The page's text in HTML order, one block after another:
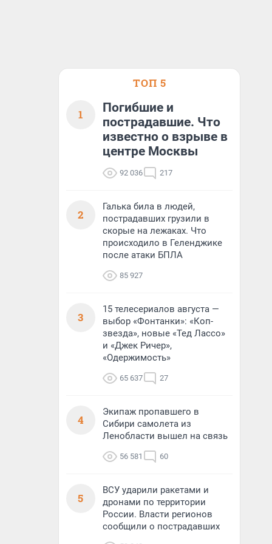
ТОП 5
1
Погибшие и
пострадавшие. Что
известно о взрыве в
центре Москвы
92 036 217
2
Галька била в людей,
пострадавших грузили в
скорые на лежаках. Что
происходило в Геленджике
после атаки БПЛА
85 927
3
15 телесериалов августа —
выбор «Фонтанки»: «Коп-
звезда», новые «Тед Лассо»
и «Джек Ричер»,
«Одержимость»
65 637 27
4
Экипаж пропавшего в
Сибири самолета из
Ленобласти вышел на связь
56 581 60
5
ВСУ ударили ракетами и
дронами по территории
России. Власти регионов
сообщили о пострадавших